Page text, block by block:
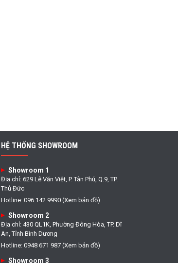
HỆ THỐNG SHOWROOM
Showroom 1
Địa chỉ: 629 Lê Văn Việt, P. Tân Phú, Q.9, TP.
Thủ Đức
Hotline: 096 142 9990 (Xem bản đồ)
Showroom 2
Địa chỉ: 430 QL1K, Phường Đông Hòa, TP. Dĩ
An, Tỉnh Bình Dương
Hotline: 0948 671 987 (Xem bản đồ)
Showroom 3